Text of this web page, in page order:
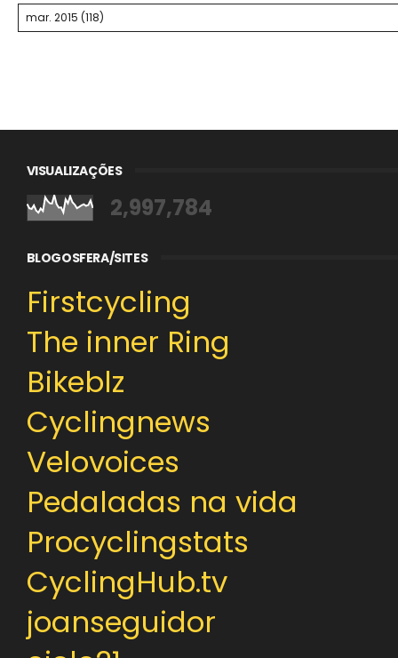
VISUALIZAÇÕES
2,997,784
BLOGOSFERA/SITES
Firstcycling
The inner Ring
Bikeblz
Cyclingnews
Velovoices
Pedaladas na vida
Procyclingstats
CyclingHub.tv
joanseguidor